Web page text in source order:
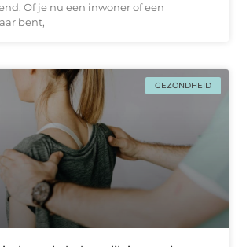
Of je nu een inwoner of een
bent,
GEZONDHEID